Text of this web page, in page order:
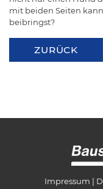
mit beiden Seiten
beibringst?
ZURÜCK
Impressum